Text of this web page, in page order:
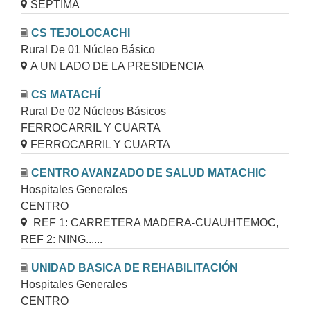
SEPTIMA
CS TEJOLOCACHI
Rural De 01 Núcleo Básico
A UN LADO DE LA PRESIDENCIA
CS MATACHÍ
Rural De 02 Núcleos Básicos
FERROCARRIL Y CUARTA
FERROCARRIL Y CUARTA
CENTRO AVANZADO DE SALUD MATACHIC
Hospitales Generales
CENTRO
REF 1: CARRETERA MADERA-CUAUHTEMOC,
REF 2: NING......
UNIDAD BASICA DE REHABILITACIÓN
Hospitales Generales
CENTRO